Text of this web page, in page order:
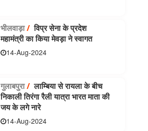
भीलवाड़ा/विप्र सेना के प्रदेश
महामंत्री का किया मेवड़ा ने स्वागत
14-Aug-2024
गुलाबपुरा/लाम्बिया से रायला के बीच
निकाली तिरंगा रैली यात्रा भारत माता की
जय के लगे नारे
14-Aug-2024